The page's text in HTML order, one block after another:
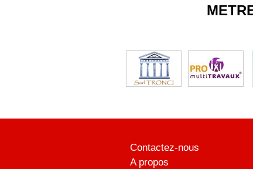
Contactez-nous
A propos